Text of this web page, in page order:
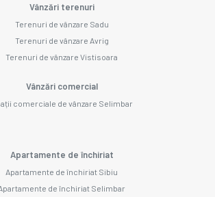
Vânzări terenuri
Terenuri de vânzare Sadu
Terenuri de vânzare Avrig
Terenuri de vânzare Vistisoara
Vânzări comercial
comerciale de vânzare Selimbar
Apartamente de închiriat
Apartamente de închiriat Sibiu
de închiriat Selimbar